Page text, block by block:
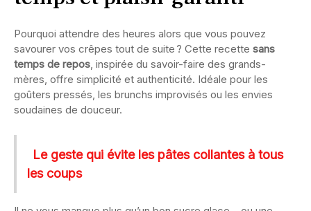
Pourquoi attendre des heures alors que vous pouvez
savourer vos crêpes tout de suite ? Cette recette sans
temps de repos, inspirée du savoir-faire des grands-
mères, offre simplicité et authenticité. Idéale pour les
goûters pressés, les brunchs improvisés ou les envies
soudaines de douceur.
Le geste qui évite les pâtes collantes à tous
les coups